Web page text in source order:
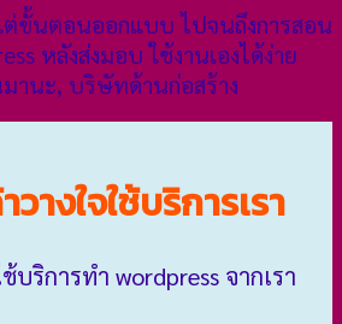
ขั้นตอนออกแบบ ไปจนถึงการสอน
หลังส่งมอบ ใช้งานเองได้ง่าย
านะ, บริษัทด้านก่อสร้าง
างใจใช้บริการเรา